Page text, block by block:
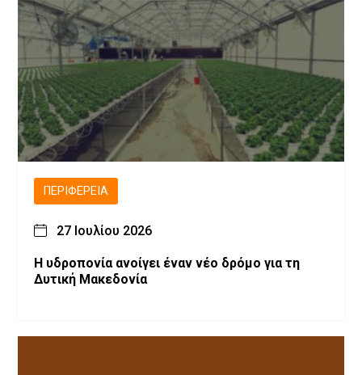
ΠΕΡΙΦΈΡΕΙΑ
27 Ιουλίου 2026
Η υδροπονία ανοίγει έναν νέο δρόμο για τη
Δυτική Μακεδονία